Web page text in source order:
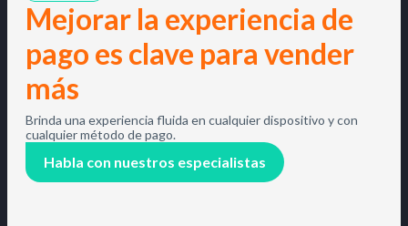
Mejorar la experiencia de
pago es clave para vender
más
Brinda una experiencia fluida en cualquier dispositivo y con
cualquier método de pago.
Habla con nuestros especialistas